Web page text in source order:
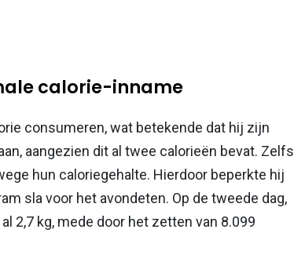
calorie-inname
consumeren, wat betekende dat hij zijn
aangezien dit al twee calorieën bevat. Zelfs
hun caloriegehalte. Hierdoor beperkte hij
sla voor het avondeten. Op de tweede dag,
2,7 kg, mede door het zetten van 8.099